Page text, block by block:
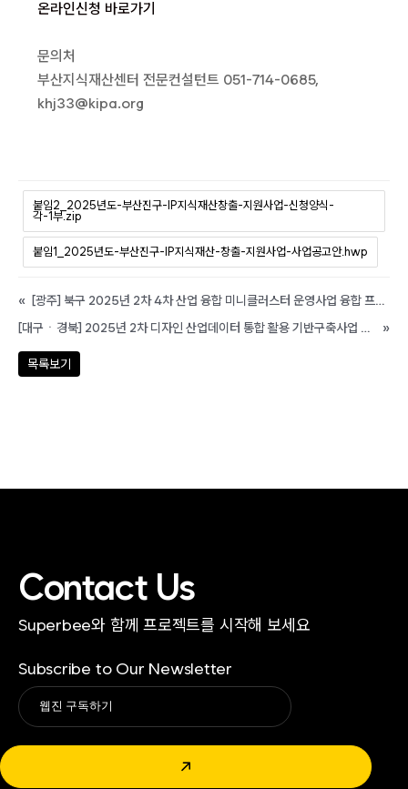
온라인신청 바로가기
문의처
부산지식재산센터 전문컨설턴트 051-714-0685,
khj33@kipa.org
붙임2_2025년도-부산진구-IP지식재산창출-지원사업-신청양식-
각-1부.zip
붙임1_2025년도-부산진구-IP지식재산-창출-지원사업-사업공고안.hwp
«
[광주] 북구 2025년 2차 4차 산업 융합 미니클러스터 운영사업 융합 프로젝트 사업화 지원 추가 모집 공고
[대구ㆍ경북] 2025년 2차 디자인 산업데이터 통합 활용 기반구축사업 기업 프로젝트 지원 모집 공고
»
목록보기
Contact Us
Superbee와 함께 프로젝트를 시작해 보세요
Subscribe to Our Newsletter
↗
Alternative: